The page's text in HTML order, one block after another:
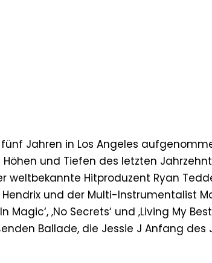
Jahren in Los Angeles
und Tiefen des letzten
weltbekannte Hitproduzent Ryan
Hendrix und der Multi-Instrumentalist
‚No Secrets‘ und ‚Living My Best
Ballade, die Jessie J Anfang des